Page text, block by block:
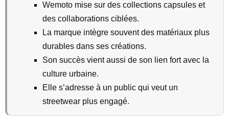
Wemoto mise sur des collections capsules et
des collaborations ciblées.
La marque intègre souvent des matériaux plus
durables dans ses créations.
Son succès vient aussi de son lien fort avec la
culture urbaine.
Elle s’adresse à un public qui veut un
streetwear plus engagé.